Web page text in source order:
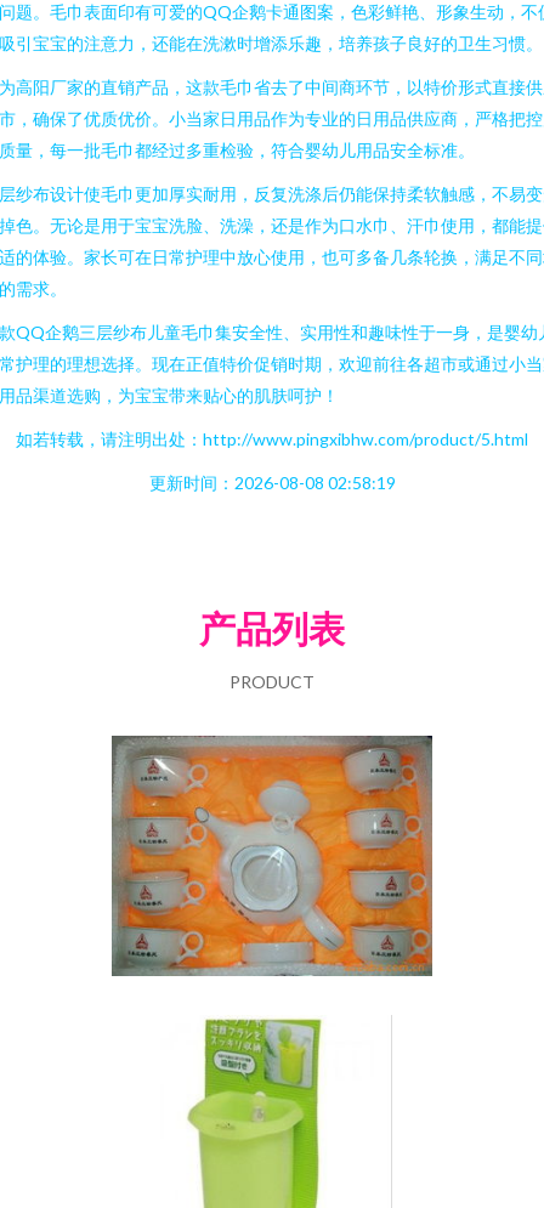
题。毛巾表面印有可爱的QQ企鹅卡通图案，色彩鲜艳、形象生动，不
引宝宝的注意力，还能在洗漱时增添乐趣，培养孩子良好的卫生习惯。
高阳厂家的直销产品，这款毛巾省去了中间商环节，以特价形式直接
，确保了优质优价。小当家日用品作为专业的日用品供应商，严格把
量，每一批毛巾都经过多重检验，符合婴幼儿用品安全标准。
纱布设计使毛巾更加厚实耐用，反复洗涤后仍能保持柔软触感，不易
色。无论是用于宝宝洗脸、洗澡，还是作为口水巾、汗巾使用，都能
的体验。家长可在日常护理中放心使用，也可多备几条轮换，满足不
需求。
QQ企鹅三层纱布儿童毛巾集安全性、实用性和趣味性于一身，是婴幼
护理的理想选择。现在正值特价促销时期，欢迎前往各超市或通过小
品渠道选购，为宝宝带来贴心的肌肤呵护！
如若转载，请注明出处：http://www.pingxibhw.com/product/5.html
更新时间：2026-08-08 02:58:19
产品列表
PRODUCT